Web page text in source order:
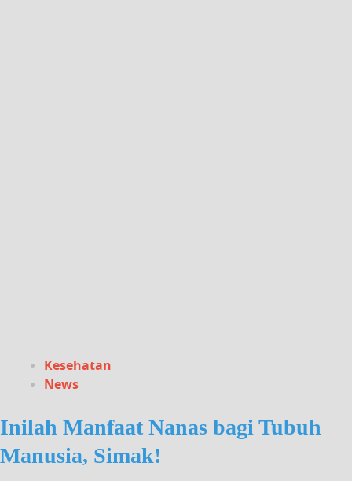
Kesehatan
News
Inilah Manfaat Nanas bagi Tubuh
Manusia, Simak!